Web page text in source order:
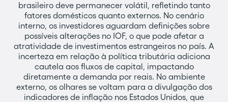
brasileiro deve permanecer volátil, refletindo tanto
fatores domésticos quanto externos. No cenário
interno, os investidores aguardam definições sobre
possíveis alterações no IOF, o que pode afetar a
atratividade de investimentos estrangeiros no país. A
incerteza em relação à política tributária adiciona
cautela aos fluxos de capital, impactando
diretamente a demanda por reais. No ambiente
externo, os olhares se voltam para a divulgação dos
indicadores de inflação nos Estados Unidos, que